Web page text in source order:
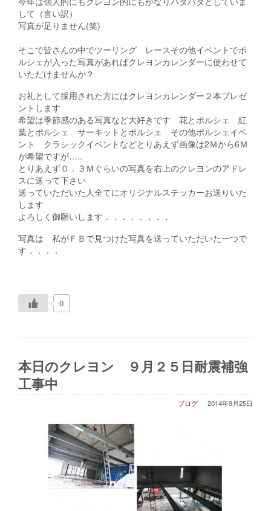
して（言い訳）
写真が足りません(笑)
そこで皆さんの中でツーリング レースその他イベントでポ
ルシェが入った写真があればクレヨンカレンダーに使わせて
いただけませんか？
お礼として採用された方にはクレヨンカレンダー２本プレゼ
ントします
希望は季節感のある写真など大好きです 花とポルシェ 紅
葉とポルシェ サーキットとポルシェ その他ポルシェイベ
ント クラシックイベントなどとりあえず画像は2Ｍから6Ｍ
が希望ですが…..
とりあえず０．３Ｍぐらいの写真を右上のクレヨンのアドレ
スに送って下さい
送っていただいた人全てにオリジナルステッカーお送りいた
します
よろしく御願いします．．．．．．．．
写真は 私がＦＢで見つけた写真を送っていただいた一つで
す．．．．
0
本日のクレヨン ９月２５日耐震補強
工事中
2014年9月25日
ブログ